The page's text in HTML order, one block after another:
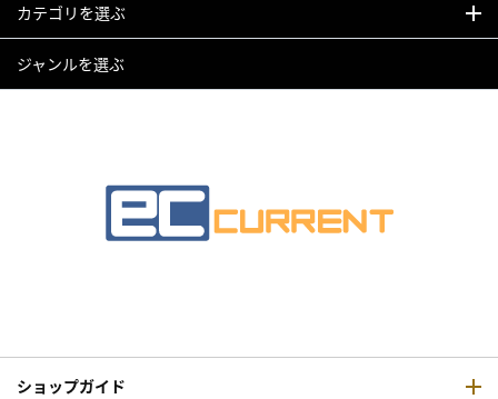
カテゴリを選ぶ
ジャンルを選ぶ
ショップガイド